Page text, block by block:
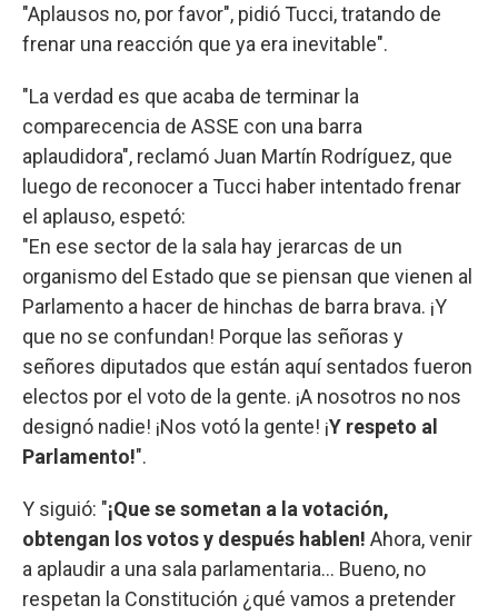
"Aplausos no, por favor", pidió Tucci, tratando de
frenar una reacción que ya era inevitable".
"La verdad es que acaba de terminar la
comparecencia de ASSE con una barra
aplaudidora", reclamó Juan Martín Rodríguez, que
luego de reconocer a Tucci haber intentado frenar
el aplauso, espetó:
"En ese sector de la sala hay jerarcas de un
organismo del Estado que se piensan que vienen al
Parlamento a hacer de hinchas de barra brava. ¡Y
que no se confundan! Porque las señoras y
señores diputados que están aquí sentados fueron
electos por el voto de la gente. ¡A nosotros no nos
designó nadie! ¡Nos votó la gente! ¡Y respeto al
Parlamento!".
Y siguió: "¡Que se sometan a la votación,
obtengan los votos y después hablen! Ahora, venir
a aplaudir a una sala parlamentaria… Bueno, no
respetan la Constitución ¿qué vamos a pretender